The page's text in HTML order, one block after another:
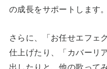
の成長をサポートします。
さらに、「お任せエフェ
仕上げたり、「カバーリ
出したりと、他の歌って